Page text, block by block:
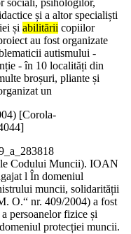
sociali, psihologilor,
și a altor specialiști
și abilitării copiilor
au fost organizate
autismului -
- în 10 localități din
broșuri, pliante și
un
) [Corola-
Codului Muncii). IOAN
l În domeniul
muncii, solidarității
O.“ nr. 409/2004) a fost
a persoanelor fizice și
protecției muncii.